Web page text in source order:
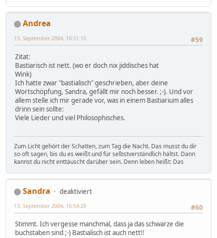
Andrea
#59
13. September 2004, 10:51:10
Zitat:
Bastiarisch ist nett. (wo er doch nix jiddisches hat
Wink)
Ich hatte zwar "bastialisch" geschrieben, aber deine
Wortschöpfung, Sandra, gefällt mir noch besser. ;-). Und vor
allem stelle ich mir gerade vor, was in einem Bastiarium alles
drinn sein sollte:
Viele Lieder und viel Philosophisches.
Zum Licht gehört der Schatten, zum Tag die Nacht. Das musst du dir
so oft sagen, bis du es weißt und für selbstverständlich hältst. Dann
kannst du nicht enttäuscht darüber sein. Denn leben heißt: Das
Sandra
deaktiviert
#60
13. September 2004, 10:54:29
Stimmt. Ich vergesse manchmal, dass ja das schwarze die
buchstaben sind ;-) Bastialisch ist auch nett!!